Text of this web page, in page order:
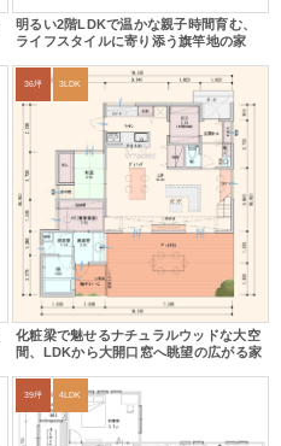
明るい2階LDKで温かな親子時間育む、
ライフスタイルに寄り添う旗竿地の家
36坪 3LDK
化粧梁で魅せるナチュラルウッドな大空
間、LDKから大開口窓へ眺望の広がる家
39坪 4LDK